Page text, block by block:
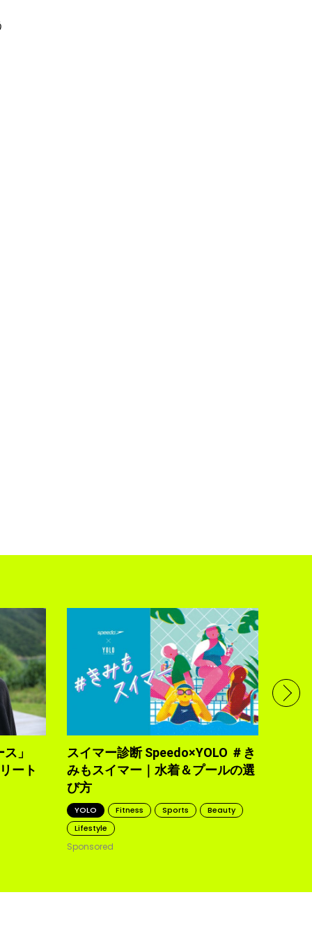
」
ート
スイマー診断 Speedo×YOLO ＃き
みもスイマー｜水着＆プールの選
び方
YOLO Fitness Sports
Beauty
Lifestyle
Sponsored
で完
トレ